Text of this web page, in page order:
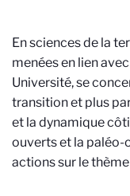
En sciences de la
menées en lien
Université, se
transition et plus
et la dynamique
ouverts et la paléo-
actions sur le